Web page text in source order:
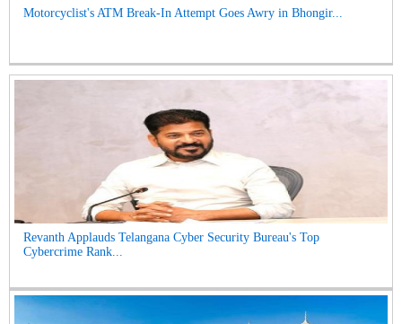
Motorcyclist's ATM Break-In Attempt Goes Awry in Bhongir...
Revanth Applauds Telangana Cyber Security Bureau's Top
Cybercrime Rank...